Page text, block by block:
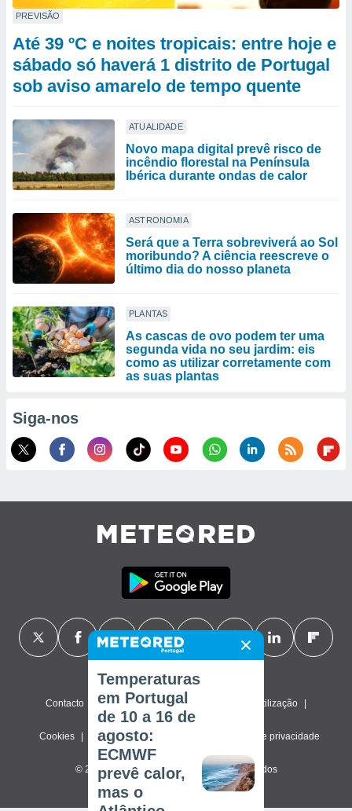
PREVISÃO
Até 39 ºC e noites tropicais: entre hoje e
sábado só haverá 1 distrito de Portugal
sob aviso amarelo de tempo quente
ATUALIDADE
Novo mapa digital prevê risco de
incêndio florestal na Península
Ibérica durante ondas de calor
ASTRONOMIA
Será que a Terra sobreviverá ao Sol
moribundo? A ciência reescreve o
último dia do nosso planeta
PLANTAS
As cascas de ovo podem ter uma
segunda vida no seu jardim: eis
como as utilizar corretamente com
as suas plantas
Siga-nos
Contacto Sobre nós FAQ Termos de utilização
Cookies Política de privacidade Definições de privacidade
© 2026 Meteored. Todos os direitos reservados
Temperaturas
em Portugal
de 10 a 16 de
agosto:
ECMWF
prevê calor,
mas o